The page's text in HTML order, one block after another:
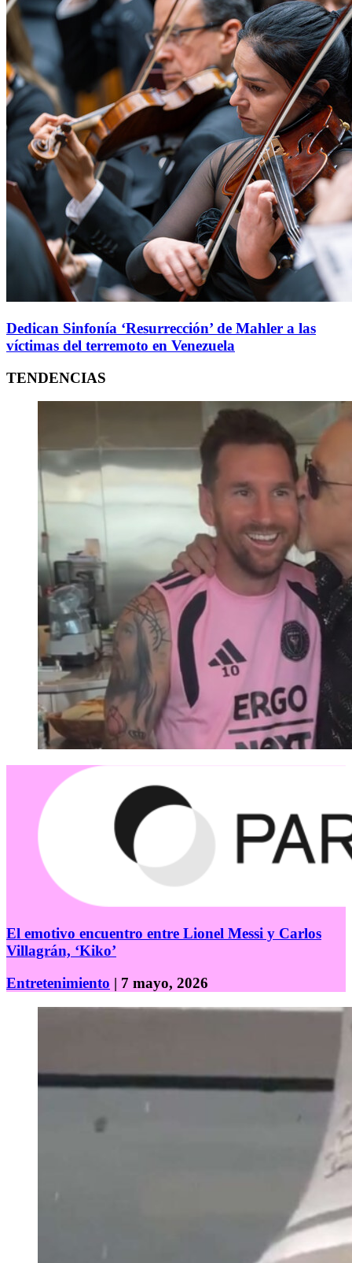
Dedican Sinfonía ‘Resurrección’ de Mahler a las
víctimas del terremoto en Venezuela
TENDENCIAS
El emotivo encuentro entre Lionel Messi y Carlos
Villagrán, ‘Kiko’
Entretenimiento | 7 mayo, 2026